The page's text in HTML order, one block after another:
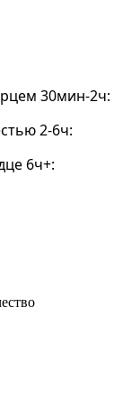
30мин-2ч:
2-6ч:
6ч+: